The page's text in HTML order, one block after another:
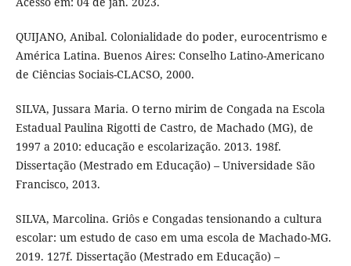
QUIJANO, Anibal. Colonialidade do poder, eurocentrismo e
América Latina. Buenos Aires: Conselho Latino-Americano
de Ciências Sociais-CLACSO, 2000.
SILVA, Jussara Maria. O terno mirim de Congada na Escola
Estadual Paulina Rigotti de Castro, de Machado (MG), de
1997 a 2010: educação e escolarização. 2013. 198f.
Dissertação (Mestrado em Educação) – Universidade São
Francisco, 2013.
SILVA, Marcolina. Griôs e Congadas tensionando a cultura
escolar: um estudo de caso em uma escola de Machado-MG.
2019. 127f. Dissertação (Mestrado em Educação) –